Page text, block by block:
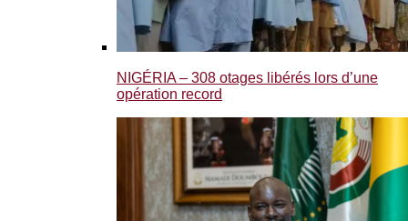
NIGÉRIA – 308 otages libérés lors d’une
opération record